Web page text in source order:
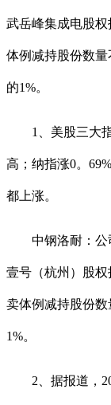
武岳峰集成电股
体例减持股份数
的1%。
1、美股三大指
高；纳指涨0。
都上涨。
中钢洛耐：公司
壹号（杭州）股
卖体例减持股份
1%。
2、据报道，